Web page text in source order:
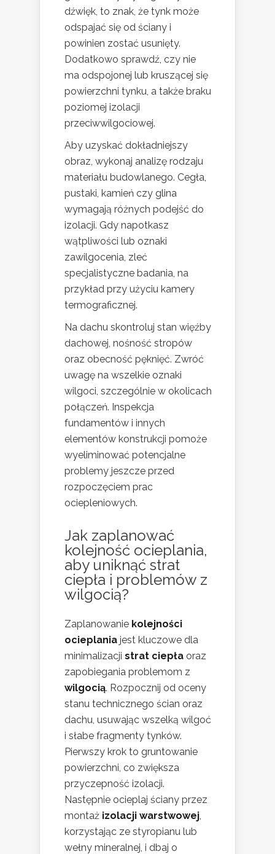
dźwięk, to znak, że tynk może
odspajać się od ściany i
powinien zostać usunięty.
Dodatkowo sprawdź, czy nie
ma odspojonej lub kruszącej się
powierzchni tynku, a także braku
poziomej izolacji
przeciwwilgociowej.
Aby uzyskać dokładniejszy
obraz, wykonaj analizę rodzaju
materiału budowlanego. Cegła,
pustaki, kamień czy glina
wymagają różnych podejść do
izolacji. Gdy napotkasz
wątpliwości lub oznaki
zawilgocenia, zleć
specjalistyczne badania, na
przykład przy użyciu kamery
termograficznej.
Na dachu skontroluj stan więźby
dachowej, nośność stropów
oraz obecność pęknięć. Zwróć
uwagę na wszelkie oznaki
wilgoci, szczególnie w okolicach
połączeń. Inspekcja
fundamentów i innych
elementów konstrukcji pomoże
wyeliminować potencjalne
problemy jeszcze przed
rozpoczęciem prac
ociepleniowych.
Jak zaplanować
kolejność ocieplania,
aby uniknąć strat
ciepła i problemów z
wilgocią?
Zaplanowanie kolejności
ocieplania jest kluczowe dla
minimalizacji strat ciepła oraz
zapobiegania problemom z
wilgocią. Rozpocznij od oceny
stanu technicznego ścian oraz
dachu, usuwając wszelką wilgoć
i słabe fragmenty tynków.
Pierwszy krok to gruntowanie
powierzchni, co zwiększa
przyczepność izolacji.
Następnie ocieplaj ściany przez
montaż izolacji warstwowej
korzystając ze styropianu lub
wełny mineralnej, i dbaj o